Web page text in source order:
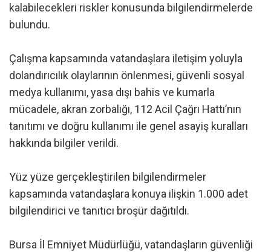
kalabilecekleri riskler konusunda bilgilendirmelerde
bulundu.
Çalışma kapsamında vatandaşlara iletişim yoluyla
dolandırıcılık olaylarının önlenmesi, güvenli sosyal
medya kullanımı, yasa dışı bahis ve kumarla
mücadele, akran zorbalığı, 112 Acil Çağrı Hattı’nın
tanıtımı ve doğru kullanımı ile genel asayiş kuralları
hakkında bilgiler verildi.
Yüz yüze gerçekleştirilen bilgilendirmeler
kapsamında vatandaşlara konuya ilişkin 1.000 adet
bilgilendirici ve tanıtıcı broşür dağıtıldı.
Bursa İl Emniyet Müdürlüğü, vatandaşların güvenliği